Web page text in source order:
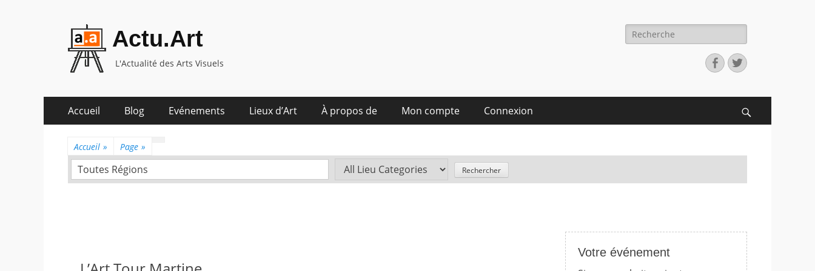
Actu.Art
L'Actualité des Arts Visuels
Recherche
pour:
Facebook
Twitter
Premier
menu
Accueil Blog Evénements Lieux d’Art À propos de Mon compte Connexion
Accueil » Page »
Toutes Régions
Votre événement